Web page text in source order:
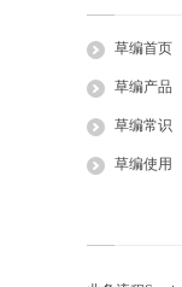
日光温室是
间的热量也
草编首页
草编产品
草编常识
草编使用